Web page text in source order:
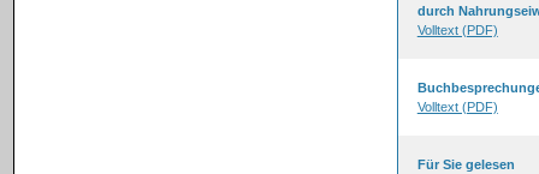
durch
Volltext (PDF)
Volltext (PDF)
Für Sie gelesen